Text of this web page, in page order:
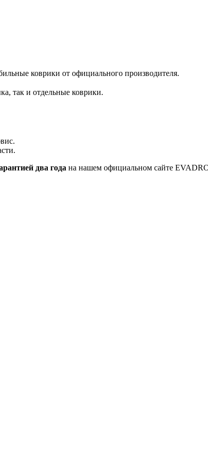
коврики от официального производителя.
так и отдельные коврики.
два года на нашем официальном сайте